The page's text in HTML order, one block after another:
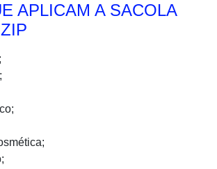
APLICAM A SACOLA